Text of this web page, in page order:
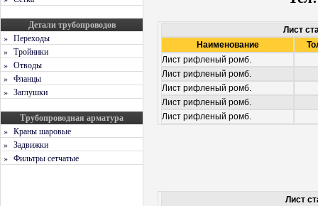
Лист
Наименование
Лист рифленый ромб.
Лист рифленый ромб.
Лист рифленый ромб.
Лист рифленый ромб.
Лист рифленый ромб.
Лист
Детали трубопроводов
» Переходы
» Тройники
» Отводы
» Фланцы
» Заглушки
Трубопроводная арматура
» Краны шаровые
» Задвижки
» Фильтры сетчатые